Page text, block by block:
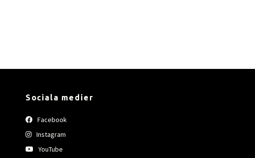
Sociala medier
Facebook
Instagram
YouTube